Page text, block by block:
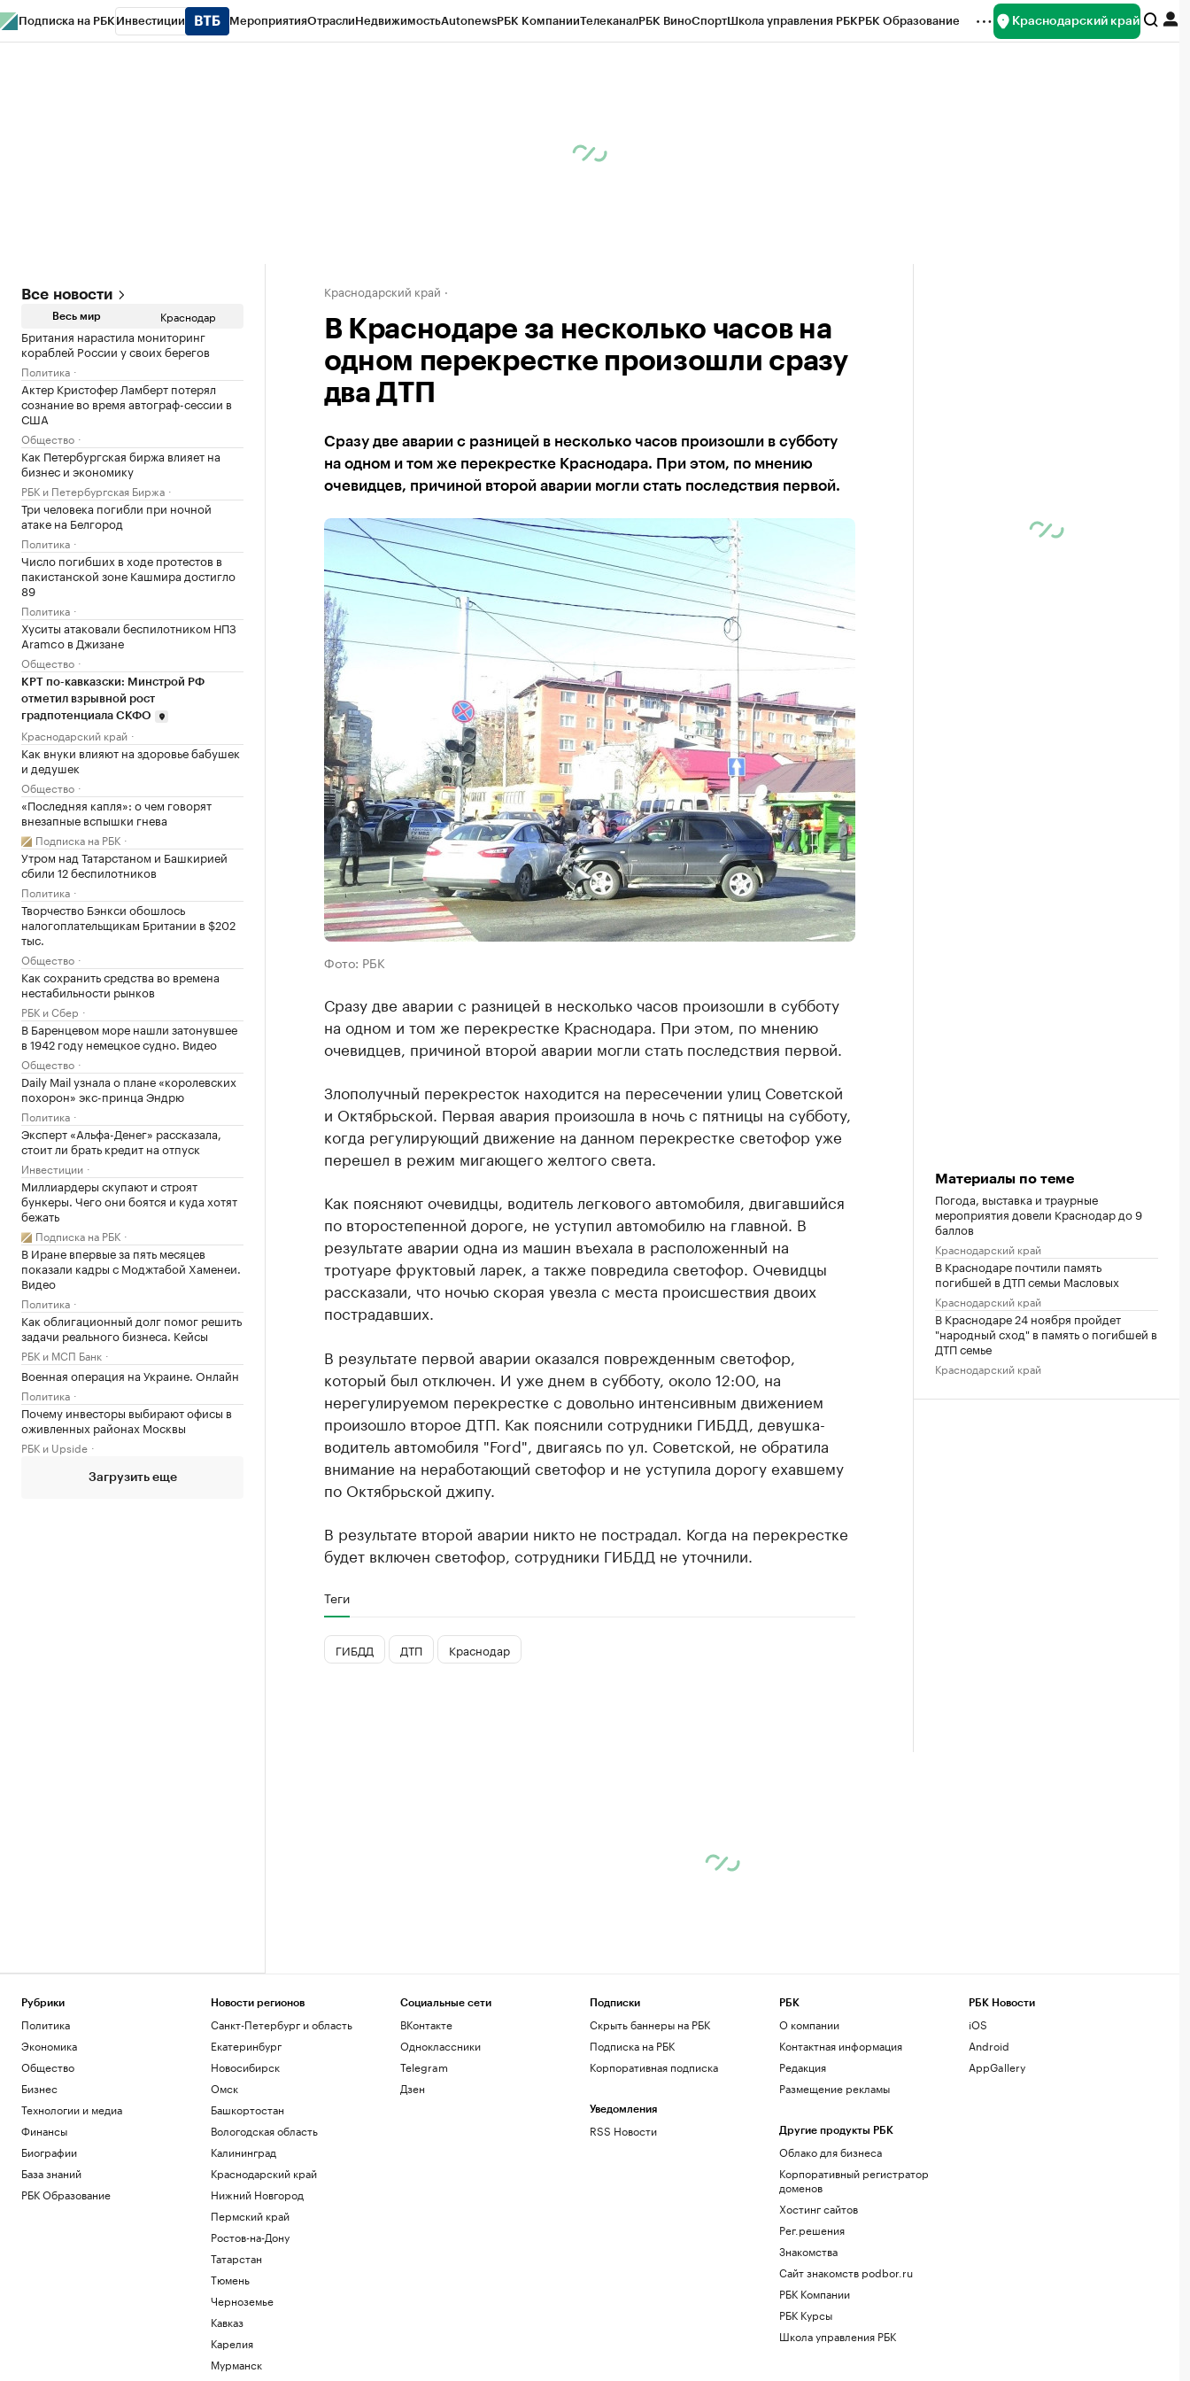
Подписка на РБК Инвестиции МероприятияОтраслиНедвижимостьAutonewsРБК КомпанииТелеканалРБК ВиноСпортШкола управления РБКРБК Образование Краснодарский край
Все новости
Весь мир Краснодар
Британия нарастила мониторинг
кораблей России у своих берегов
Политика
Актер Кристофер Ламберт потерял
сознание во время автограф-сессии в
США
Общество
Как Петербургская биржа влияет на
бизнес и экономику
РБК и Петербургская Биржа
Три человека погибли при ночной
атаке на Белгород
Политика
Число погибших в ходе протестов в
пакистанской зоне Кашмира достигло
89
Политика
Хуситы атаковали беспилотником НПЗ
Aramco в Джизане
Общество
КРТ по-кавказски: Минстрой РФ
отметил взрывной рост
градпотенциала СКФО
Краснодарский край
Как внуки влияют на здоровье бабушек
и дедушек
Общество
«Последняя капля»: о чем говорят
внезапные вспышки гнева
Подписка на РБК
Утром над Татарстаном и Башкирией
сбили 12 беспилотников
Политика
Творчество Бэнкси обошлось
налогоплательщикам Британии в $202
тыс.
Общество
Как сохранить средства во времена
нестабильности рынков
РБК и Сбер
В Баренцевом море нашли затонувшее
в 1942 году немецкое судно. Видео
Общество
Daily Mail узнала о плане «королевских
похорон» экс-принца Эндрю
Политика
Эксперт «Альфа-Денег» рассказала,
стоит ли брать кредит на отпуск
Инвестиции
Миллиардеры скупают и строят
бункеры. Чего они боятся и куда хотят
бежать
Подписка на РБК
В Иране впервые за пять месяцев
показали кадры с Моджтабой Хаменеи.
Видео
Политика
Как облигационный долг помог решить
задачи реального бизнеса. Кейсы
РБК и МСП Банк
Военная операция на Украине. Онлайн
Политика
Почему инвесторы выбирают офисы в
оживленных районах Москвы
РБК и Upside
Загрузить еще
Краснодарский край
В Краснодаре за несколько часов на
одном перекрестке произошли сразу
два ДТП
Сразу две аварии с разницей в несколько часов произошли в субботу
на одном и том же перекрестке Краснодара. При этом, по мнению
очевидцев, причиной второй аварии могли стать последствия первой.
Фото: РБК
Сразу две аварии с разницей в несколько часов произошли в субботу
на одном и том же перекрестке Краснодара. При этом, по мнению
очевидцев, причиной второй аварии могли стать последствия первой.
Злополучный перекресток находится на пересечении улиц Советской
и Октябрьской. Первая авария произошла в ночь с пятницы на субботу,
когда регулирующий движение на данном перекрестке светофор уже
перешел в режим мигающего желтого света.
Как поясняют очевидцы, водитель легкового автомобиля, двигавшийся
по второстепенной дороге, не уступил автомобилю на главной. В
результате аварии одна из машин въехала в расположенный на
тротуаре фруктовый ларек, а также повредила светофор. Очевидцы
рассказали, что ночью скорая увезла с места происшествия двоих
пострадавших.
В результате первой аварии оказался поврежденным светофор,
который был отключен. И уже днем в субботу, около 12:00, на
нерегулируемом перекрестке с довольно интенсивным движением
произошло второе ДТП. Как пояснили сотрудники ГИБДД, девушка-
водитель автомобиля "Ford", двигаясь по ул. Советской, не обратила
внимание на неработающий светофор и не уступила дорогу ехавшему
по Октябрьской джипу.
В результате второй аварии никто не пострадал. Когда на перекрестке
будет включен светофор, сотрудники ГИБДД не уточнили.
Теги
ГИБДД ДТП Краснодар
Материалы по теме
Погода, выставка и траурные
мероприятия довели Краснодар до 9
баллов
Краснодарский край
В Краснодаре почтили память
погибшей в ДТП семьи Масловых
Краснодарский край
В Краснодаре 24 ноября пройдет
"народный сход" в память о погибшей в
ДТП семье
Краснодарский край
Рубрики
Политика
Экономика
Общество
Бизнес
Технологии и медиа
Финансы
Биографии
База знаний
РБК Образование
Новости регионов
Санкт-Петербург и область
Екатеринбург
Новосибирск
Омск
Башкортостан
Вологодская область
Калининград
Краснодарский край
Нижний Новгород
Пермский край
Ростов-на-Дону
Татарстан
Тюмень
Черноземье
Кавказ
Карелия
Мурманск
Социальные сети
ВКонтакте
Одноклассники
Telegram
Дзен
Подписки
Скрыть баннеры на РБК
Подписка на РБК
Корпоративная подписка
Уведомления
RSS Новости
РБК
О компании
Контактная информация
Редакция
Размещение рекламы
Другие продукты РБК
Облако для бизнеса
Корпоративный регистратор
доменов
Хостинг сайтов
Рег.решения
Знакомства
Сайт знакомств podbor.ru
РБК Компании
РБК Курсы
Школа управления РБК
РБК Новости
iOS
Android
AppGallery